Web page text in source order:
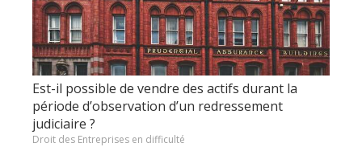
Est-il possible de vendre des actifs durant la
période d’observation d’un redressement
judiciaire ?
Droit des Entreprises en difficulté